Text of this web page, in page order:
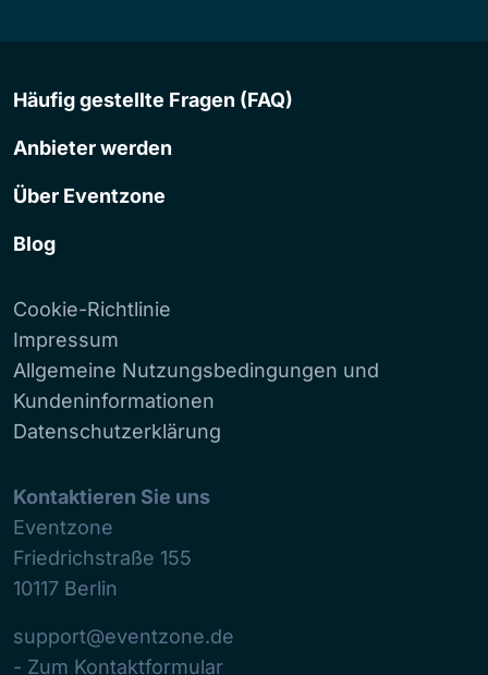
Häufig gestellte Fragen (FAQ)
Anbieter werden
Über Eventzone
Blog
Cookie-Richtlinie
Impressum
Allgemeine Nutzungsbedingungen und
Kundeninformationen
Datenschutzerklärung
Kontaktieren Sie uns
Eventzone
Friedrichstraße 155
10117 Berlin
support@eventzone.de
- Zum Kontaktformular